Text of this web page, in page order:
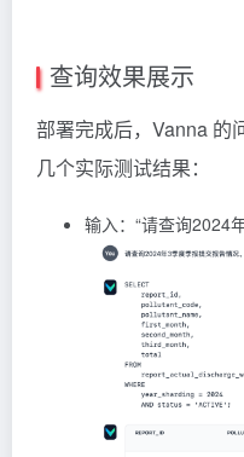
查询效果展示
部署完成后，Vanna 的
几个实际测试结果：
输入：“请查询2024